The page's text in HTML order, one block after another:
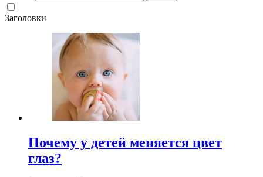
Заголовки
Почему у детей меняется цвет
глаз?